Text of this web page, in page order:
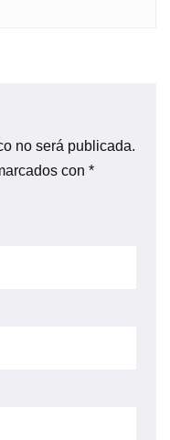
no será publicada.
con *